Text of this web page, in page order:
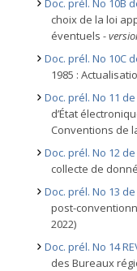
Doc. prél. No 10B
choix de la loi
éventuels -
Doc. prél. No 10C
1985 :
Doc. prél. No 11
d’État
Conventions de
Doc. prél. No 12
collecte de
Doc. prél. No 13
post-
2022)
Doc. prél. No 14
des Bureaux